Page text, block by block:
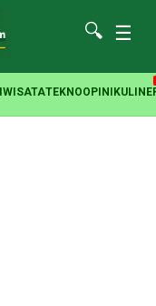
🔍 ☰
WISATATEKNOOPINI